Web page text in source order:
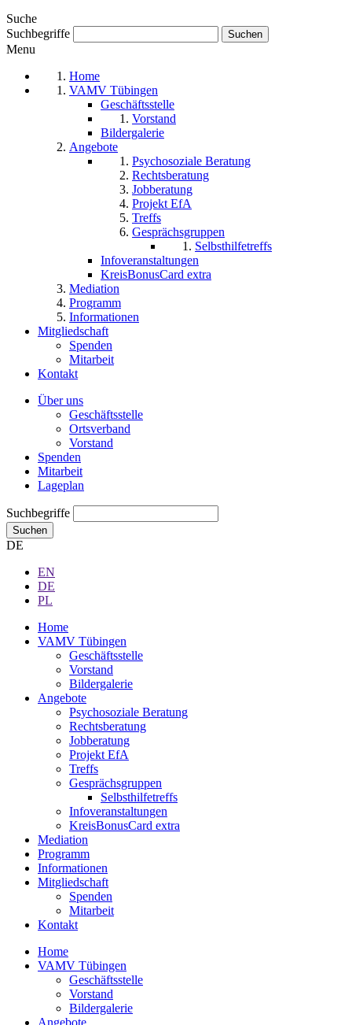
Suche
Suchbegriffe
Menu
Home
VAMV Tübingen
Geschäftsstelle
Vorstand
Bildergalerie
Angebote
Psychosoziale Beratung
Rechtsberatung
Jobberatung
Projekt EfA
Treffs
Gesprächsgruppen
Selbsthilfetreffs
Infoveranstaltungen
KreisBonusCard extra
Mediation
Programm
Informationen
Mitgliedschaft
Spenden
Mitarbeit
Kontakt
Über uns
Geschäftsstelle
Ortsverband
Vorstand
Spenden
Mitarbeit
Lageplan
Suchbegriffe
Suchen
DE
EN
DE
PL
Home
VAMV Tübingen
Geschäftsstelle
Vorstand
Bildergalerie
Angebote
Psychosoziale Beratung
Rechtsberatung
Jobberatung
Projekt EfA
Treffs
Gesprächsgruppen
Selbsthilfetreffs
Infoveranstaltungen
KreisBonusCard extra
Mediation
Programm
Informationen
Mitgliedschaft
Spenden
Mitarbeit
Kontakt
Home
VAMV Tübingen
Geschäftsstelle
Vorstand
Bildergalerie